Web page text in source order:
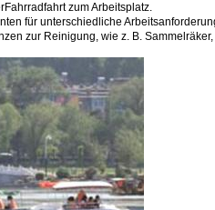
Fahrradfahrt zum Arbeitsplatz.
für unterschiedliche
zur Reinigung, wie z. B.